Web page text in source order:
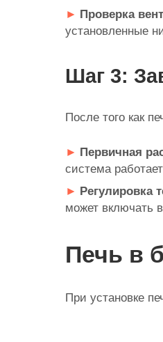
Проверка
установленные
Шаг 3:
После того как
Первичная
система
Регулировка
может включать
Печь в
При установке